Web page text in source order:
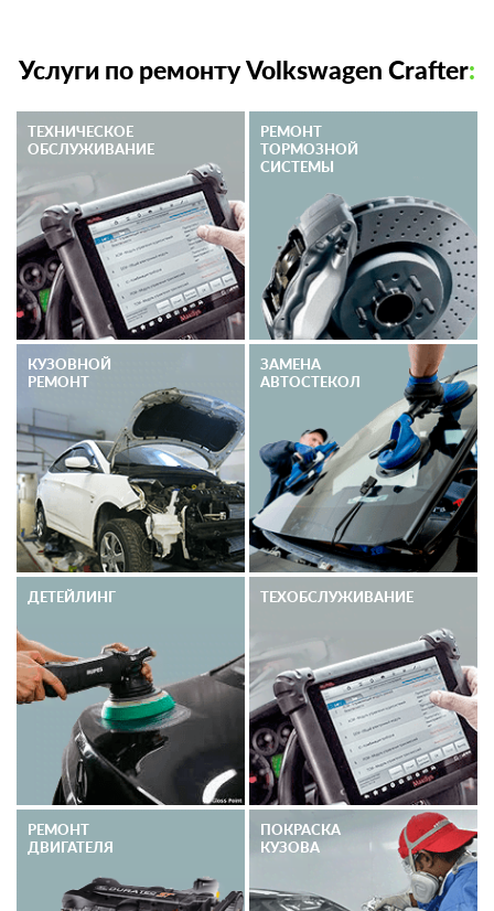
Услуги по ремонту Volkswagen Crafter:
ТЕХНИЧЕСКОЕ
ОБСЛУЖИВАНИЕ
РЕМОНТ
ТОРМОЗНОЙ
СИСТЕМЫ
КУЗОВНОЙ
РЕМОНТ
ЗАМЕНА
АВТОСТЕКОЛ
ДЕТЕЙЛИНГ ТЕХОБСЛУЖИВАНИЕ
РЕМОНТ
ДВИГАТЕЛЯ
ПОКРАСКА
КУЗОВА